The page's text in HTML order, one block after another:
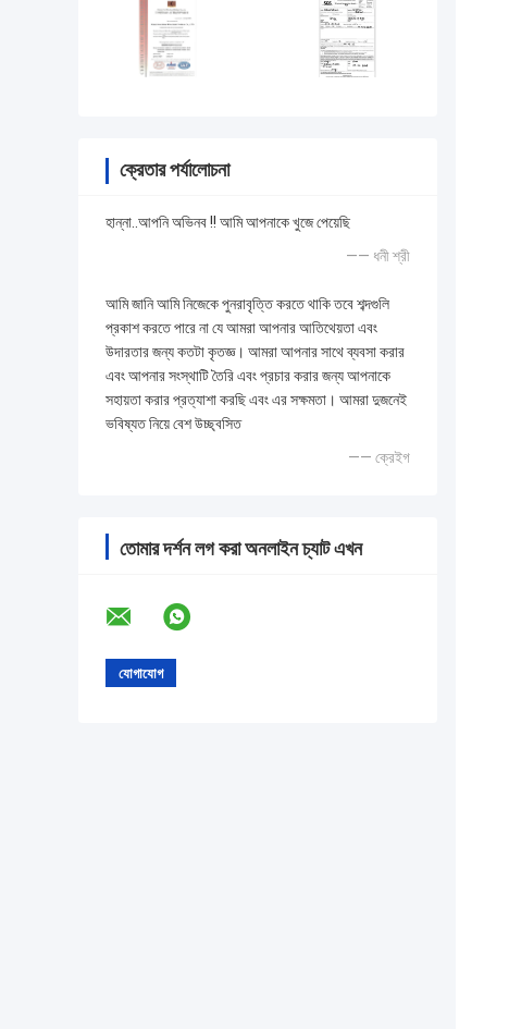
ক্রেতার পর্যালোচনা
হান্না..আপনি অভিনব !! আমি আপনাকে খুজে পেয়েছি
—— ধনী শ্রী
আমি জানি আমি নিজেকে পুনরাবৃত্তি করতে থাকি তবে শব্দগুলি
প্রকাশ করতে পারে না যে আমরা আপনার আতিথেয়তা এবং
উদারতার জন্য কতটা কৃতজ্ঞ। আমরা আপনার সাথে ব্যবসা করার
এবং আপনার সংস্থাটি তৈরি এবং প্রচার করার জন্য আপনাকে
সহায়তা করার প্রত্যাশা করছি এবং এর সক্ষমতা। আমরা দুজনেই
ভবিষ্যত নিয়ে বেশ উচ্ছ্বসিত
—— ক্রেইগ
তোমার দর্শন লগ করা অনলাইন চ্যাট এখন